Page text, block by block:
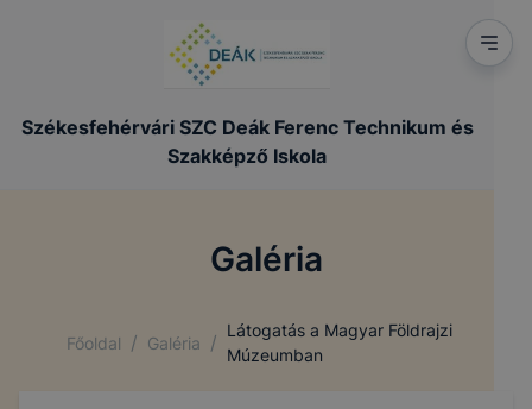
Székesfehérvári SZC Deák Ferenc Technikum és
Szakképző Iskola
Galéria
Főoldal / Galéria /
Látogatás a Magyar Földrajzi
Múzeumban